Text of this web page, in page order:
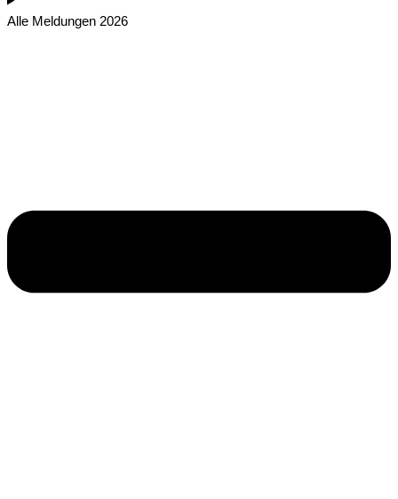
Alle Meldungen 2026